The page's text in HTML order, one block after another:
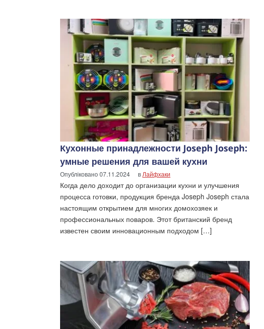
Кухонные принадлежности Joseph Joseph:
умные решения для вашей кухни
Опубліковано07.11.2024 вЛайфхаки
Когда дело доходит до организации кухни и улучшения
процесса готовки, продукция бренда Joseph Joseph стала
настоящим открытием для многих домохозяек и
профессиональных поваров. Этот британский бренд
известен своим инновационным подходом […]